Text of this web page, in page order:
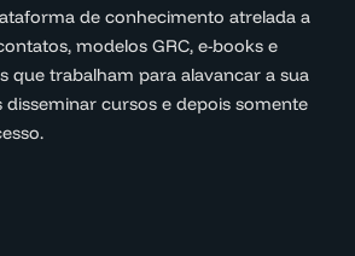
de conhecimento atrelada a
modelos GRC, e-books e
que trabalham para alavancar a sua
disseminar cursos e depois somente